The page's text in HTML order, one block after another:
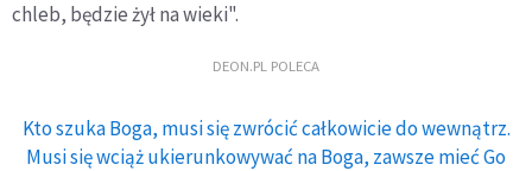
chleb, będzie żył na wieki".
DEON.PL POLECA
Kto szuka Boga, musi się zwrócić całkowicie do wewnątrz.
Musi się wciąż ukierunkowywać na Boga, zawsze mieć Go